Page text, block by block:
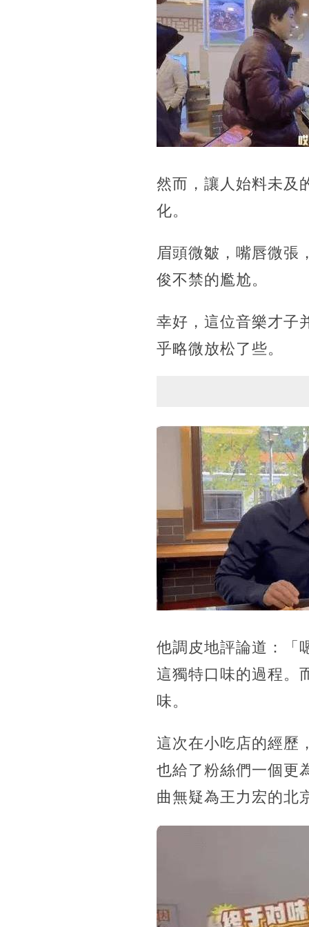
然而，讓人始料未及
化。
眉頭微皺，嘴唇微張
俊不禁的尷尬。
幸好，這位音樂才子
乎略微放松了些。
他調皮地評論道：「
這獨特口味的過程。
味。
這次在小吃店的經歷
也給了粉絲們一個更
曲無疑為王力宏的北